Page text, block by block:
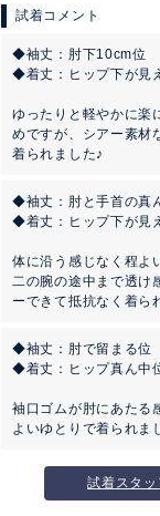
◆袖丈：肘下10cm位
◆着丈：ヒップ下が見
ゆったりと軽やかに楽
めですが、シアー素材
着られました♪
◆袖丈：肘と手首の真
◆着丈：ヒップ下が見
体に沿う感じなく程よ
二の腕の途中まで透け
ーできて抵抗なく着ら
◆袖丈：肘で留まる位
◆着丈：ヒップ真ん中
袖口ゴムが肘にあたる
よいゆとりで着られま
試着スタ